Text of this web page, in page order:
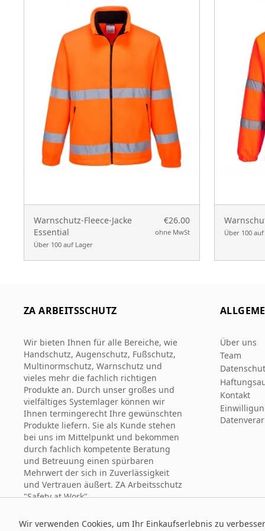
Warnschutz-Fleece-Jacke
Essential
Über 100 auf Lager
€26.00
ohne MwSt Über 100
ZA ARBEITSSCHUTZ
Wir bieten Ihnen für alle Bereiche, wie
Handschutz, Augenschutz, Fußschutz,
Multinormschutz, Warnschutz und
vieles mehr die fachlich richtigen
Produkte an. Durch unser großes und
vielfältiges Systemlager können wir
Ihnen termingerecht Ihre gewünschten
Produkte liefern. Sie als Kunde stehen
bei uns im Mittelpunkt und bekommen
durch fachlich kompetente Beratung
und Betreuung einen spürbaren
Mehrwert der sich in Zuverlässigkeit
und Vertrauen äußert. ZA Arbeitsschutz
"Safety at Work".
Über uns
Team
Kontakt
© 2026 Za Arbeitsschutz
Wir verwenden Cookies, um Ihr Einkaufserlebnis zu